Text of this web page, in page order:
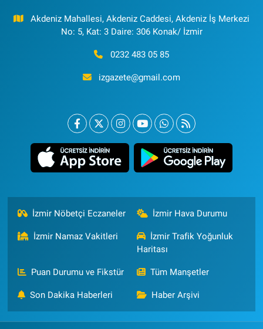
Akdeniz Mahallesi, Akdeniz Caddesi, Akdeniz İş Merkezi
No: 5, Kat: 3 Daire: 306 Konak/ İzmir
0232 483 05 85
izgazete@gmail.com
İzmir Nöbetçi Eczaneler İzmir Hava Durumu
İzmir Namaz Vakitleri
İzmir Trafik Yoğunluk
Haritası
Puan Durumu ve Fikstür Tüm Manşetler
Son Dakika Haberleri Haber Arşivi